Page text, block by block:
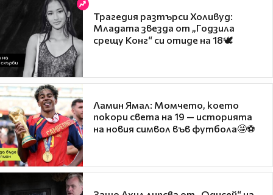
Трагедия разтърси Холивуд:
Младата звезда от „Годзила
срещу Конг“ си отиде на 18🕊️
Ламин Ямал: Момчето, което
покори света на 19 — историята
на новия символ във футбола🤩⚽